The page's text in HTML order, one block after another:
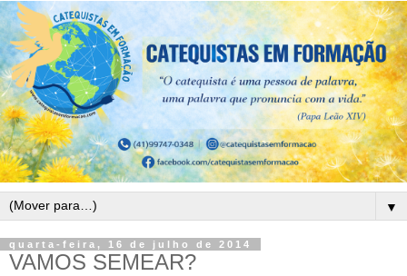
▼
quarta-feira, 16 de julho de 2014
VAMOS SEMEAR?